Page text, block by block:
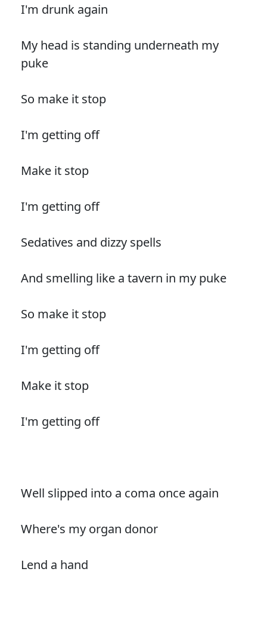
I'm drunk again
My head is standing underneath my
puke
So make it stop
I'm getting off
Make it stop
I'm getting off
Sedatives and dizzy spells
And smelling like a tavern in my puke
So make it stop
I'm getting off
Make it stop
I'm getting off
Well slipped into a coma once again
Where's my organ donor
Lend a hand